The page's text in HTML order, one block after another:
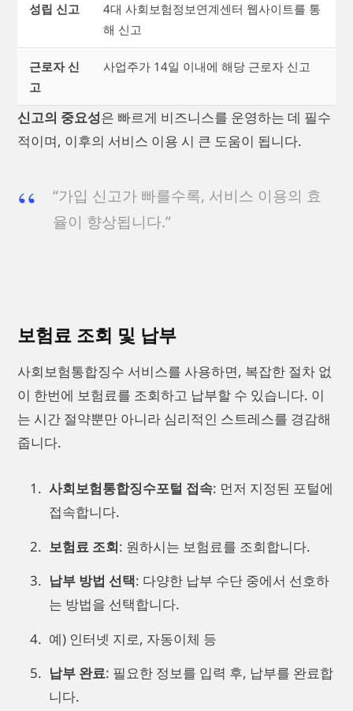
성립 신고
4대 사회보험정보연계센터 웹사이트를 통
해 신고
근로자 신
고
사업주가 14일 이내에 해당 근로자 신고
신고의 중요성은 빠르게 비즈니스를 운영하는 데 필수
적이며, 이후의 서비스 이용 시 큰 도움이 됩니다.
“가입 신고가 빠를수록, 서비스 이용의 효
율이 향상됩니다.”
보험료 조회 및 납부
사회보험통합징수 서비스를 사용하면, 복잡한 절차 없
이 한번에 보험료를 조회하고 납부할 수 있습니다. 이
는 시간 절약뿐만 아니라 심리적인 스트레스를 경감해
줍니다.
사회보험통합징수포털 접속: 먼저 지정된 포털에
접속합니다.
보험료 조회: 원하시는 보험료를 조회합니다.
납부 방법 선택: 다양한 납부 수단 중에서 선호하
는 방법을 선택합니다.
예) 인터넷 지로, 자동이체 등
납부 완료: 필요한 정보를 입력 후, 납부를 완료합
니다.